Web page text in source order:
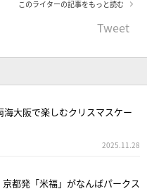
このライターの記事をもっと読む
Tweet
海大阪で楽しむクリスマスケー
2025.11.28
都発「米福」がなんばパークス